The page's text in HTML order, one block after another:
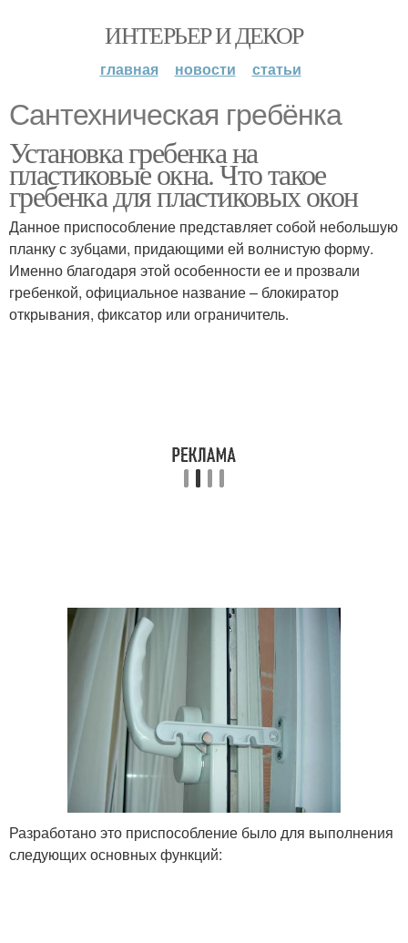
ИНТЕРЬЕР И ДЕКОР
главная новости статьи
Сантехническая гребёнка
Установка гребенка на
пластиковые окна. Что такое
гребенка для пластиковых окон
Данное приспособление представляет собой небольшую
планку с зубцами, придающими ей волнистую форму.
Именно благодаря этой особенности ее и прозвали
гребенкой, официальное название – блокиратор
открывания, фиксатор или ограничитель.
Разработано это приспособление было для выполнения
следующих основных функций: